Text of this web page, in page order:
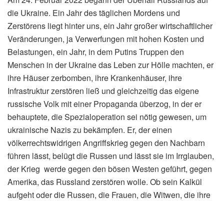
die Ukraine. Ein Jahr des täglichen Mordens und
Zerstörens liegt hinter uns, ein Jahr großer wirtschaftlicher
Veränderungen, ja Verwerfungen mit hohen Kosten und
Belastungen, ein Jahr, in dem Putins Truppen den
Menschen in der Ukraine das Leben zur Hölle machten, er
ihre Häuser zerbomben, ihre Krankenhäuser, ihre
Infrastruktur zerstören ließ und gleichzeitig das eigene
russische Volk mit einer Propaganda überzog, in der er
behauptete, die Spezialoperation sei nötig gewesen, um
ukrainische Nazis zu bekämpfen. Er, der einen
völkerrechtswidrigen Angriffskrieg gegen den Nachbarn
führen lässt, belügt die Russen und lässt sie im Irrglauben,
der Krieg werde gegen den bösen Westen geführt, gegen
Amerika, das Russland zerstören wolle. Ob sein Kalkül
aufgeht oder die Russen, die Frauen, die Witwen, die ihre